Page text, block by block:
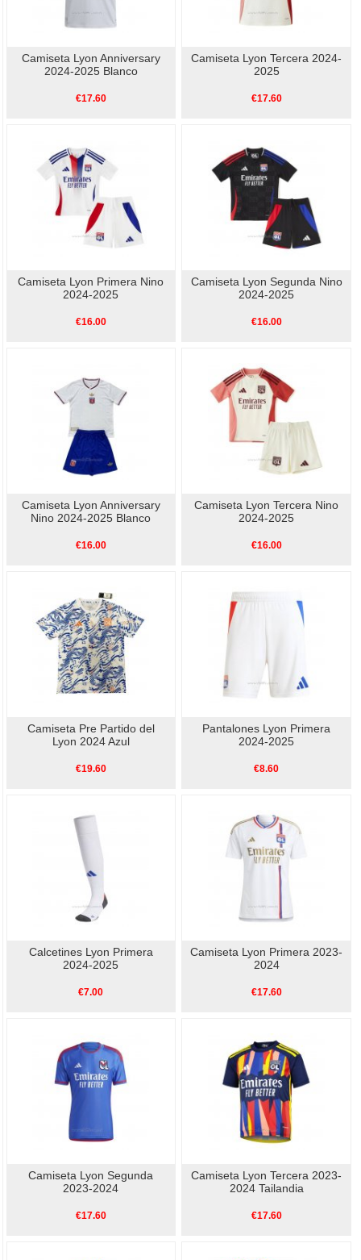
Camiseta Lyon Anniversary
2024-2025 Blanco
€17.60
Camiseta Lyon Tercera 2024-
2025
€17.60
Camiseta Lyon Primera Nino
2024-2025
€16.00
Camiseta Lyon Segunda Nino
2024-2025
€16.00
Camiseta Lyon Anniversary
Nino 2024-2025 Blanco
€16.00
Camiseta Lyon Tercera Nino
2024-2025
€16.00
Camiseta Pre Partido del
Lyon 2024 Azul
€19.60
Pantalones Lyon Primera
2024-2025
€8.60
Calcetines Lyon Primera
2024-2025
€7.00
Camiseta Lyon Primera 2023-
2024
€17.60
Camiseta Lyon Segunda
2023-2024
€17.60
Camiseta Lyon Tercera 2023-
2024 Tailandia
€17.60